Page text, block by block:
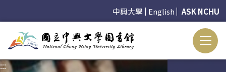
中興大學 English ASK NCHU
:::